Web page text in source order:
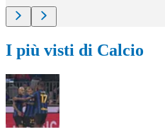
I più visti di Calcio